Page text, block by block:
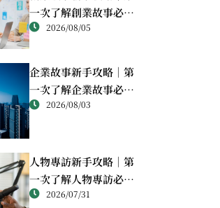
一次了解創業故事必讀
重點2026/08/05
企業故事新手攻略｜第
一次了解企業故事必讀
重點2026/08/03
人物專訪新手攻略｜第
一次了解人物專訪必讀
重點2026/07/31